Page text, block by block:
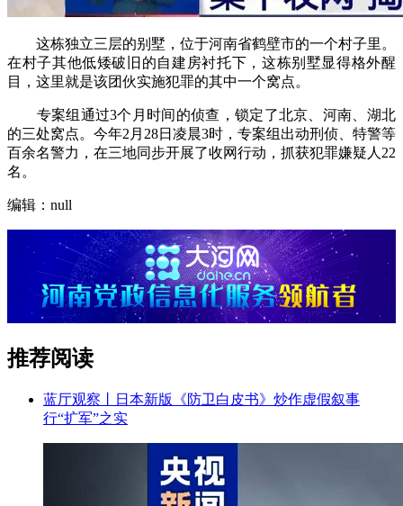
这栋独立三层的别墅，位于河南省鹤壁市的一个村子里。
在村子其他低矮破旧的自建房衬托下，这栋别墅显得格外醒
目，这里就是该团伙实施犯罪的其中一个窝点。
专案组通过3个月时间的侦查，锁定了北京、河南、湖北
的三处窝点。今年2月28日凌晨3时，专案组出动刑侦、特警等
百余名警力，在三地同步开展了收网行动，抓获犯罪嫌疑人22
名。
编辑：null
推荐阅读
蓝厅观察丨日本新版《防卫白皮书》炒作虚假叙事
行“扩军”之实